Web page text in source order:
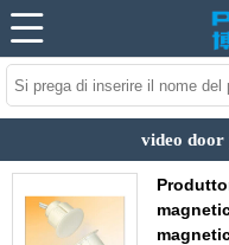
video door